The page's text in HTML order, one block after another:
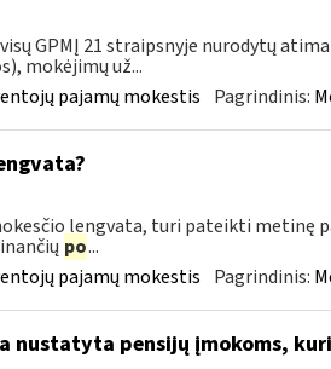
GPMĮ 21 straipsnyje nurodytų
mokėjimų už...
pajamų mokestis Pagrindinis:
lengvata, turi pateikti metinę
po...
pajamų mokestis Pagrindinis:
nustatyta pensijų įmokoms,